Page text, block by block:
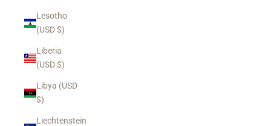
Lesotho
(USD $)
Liberia
(USD $)
Libya (USD
$)
Liechtenstein